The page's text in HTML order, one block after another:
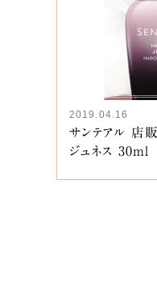
2019.04.16
サンテアル 店販
ジュネス 30ml